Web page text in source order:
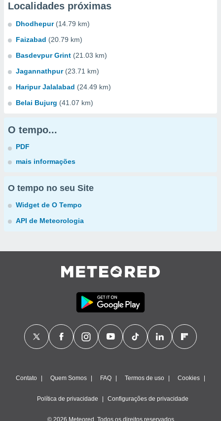
Localidades próximas
Dhodhepur (14.79 km)
Faizabad (20.79 km)
Basdevpur Grint (21.03 km)
Jagannathpur (23.71 km)
Haripur Jalalabad (24.49 km)
Belai Bujurg (41.07 km)
O tempo...
PDF
mais informações
O tempo no seu Site
Widget de O Tempo
API de Meteorologia
Contato Quem Somos FAQ Termos de uso Cookies
Política de privacidade Configurações de privacidade
© 2026 Meteored. Todos os direitos reservados